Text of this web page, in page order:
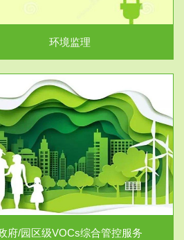
环境监理
机废气净化率达...
府/园区级VOCs综合管控服务
服务范围
场地调查及风险评估
府或企业委托，对于拟关停搬迁和拟变更土
地利用方式或者土地使...